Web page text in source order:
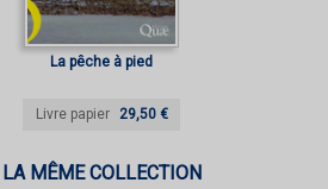
La pêche à pied
Livre papier 29,50 €
MÊME COLLECTION